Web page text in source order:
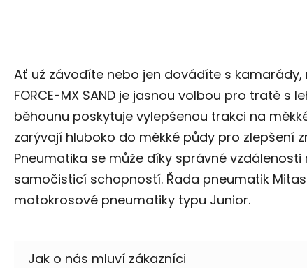
Ať už závodíte nebo jen dovádíte s kamarády,
FORCE-MX SAND je jasnou volbou pro tratě
běhounu poskytuje vylepšenou trakci na
zarývají hluboko do měkké půdy pro zlepšení
Pneumatika se může díky správné
samočisticí schopností. Řada pneumatik Mitas
motokrosové pneumatiky typu Junior.